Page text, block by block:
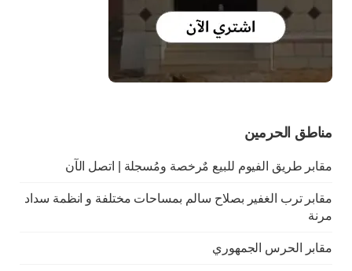
مناطق الحرمين
مقابر طريق الفيوم للبيع مٌرخصة ومُسجلة | اتصل الآن
مقابر ترب الغفير بصلاح سالم بمساحات مختلفة و انظمة سداد
مرنة
مقابر الحرس الجمهوري